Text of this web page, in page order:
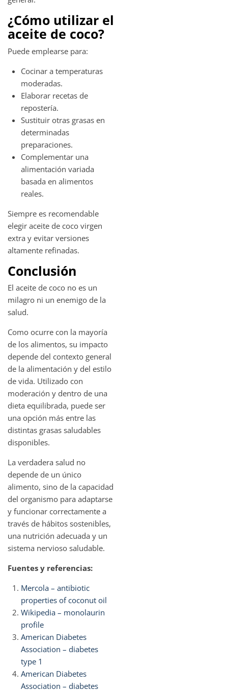
¿Cómo utilizar el
aceite de coco?
Puede emplearse para:
Cocinar a temperaturas
moderadas.
Elaborar recetas de
repostería.
Sustituir otras grasas en
determinadas
preparaciones.
Complementar una
alimentación variada
basada en alimentos
reales.
Siempre es recomendable
elegir aceite de coco virgen
extra y evitar versiones
altamente refinadas.
Conclusión
El aceite de coco no es un
milagro ni un enemigo de la
salud.
Como ocurre con la mayoría
de los alimentos, su impacto
depende del contexto general
de la alimentación y del estilo
de vida. Utilizado con
moderación y dentro de una
dieta equilibrada, puede ser
una opción más entre las
distintas grasas saludables
disponibles.
La verdadera salud no
depende de un único
alimento, sino de la capacidad
del organismo para adaptarse
y funcionar correctamente a
través de hábitos sostenibles,
una nutrición adecuada y un
sistema nervioso saludable.
Fuentes y referencias:
Mercola – antibiotic
properties of coconut oil
Wikipedia – monolaurin
profile
American Diabetes
Association – diabetes
type 1
American Diabetes
Association – diabetes